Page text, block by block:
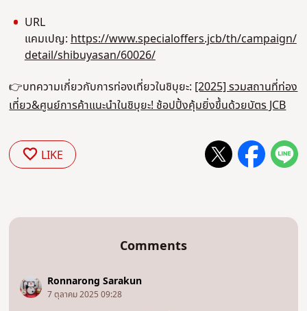
URL
แคมเปญ:https://www.specialoffers.jcb/th/campaign/
detail/shibuyasan/60026/
👉บทความเกี่ยวกับการท่องเที่ยวในชิบุยะ: [2025] รวมสถานที่ท่อง
เที่ยว&ศูนย์การค้าแนะนำในชิบุยะ! ช้อปปิ้งคุ้มยิ่งขึ้นด้วยบัตร JCB
LIKE
Comments
Ronnarong Sarakun
7 ตุลาคม 2025 09:28